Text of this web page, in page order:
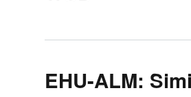
EHU-ALM: